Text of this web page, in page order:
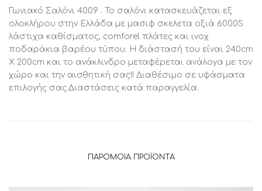
Γωνιακό Σαλόνι 4009 . Το σαλόνι κατασκευάζεται εξ
ολοκλήρου στην Ελλάδα με μασιφ σκελετα οξιά 6000S
λάστιχα καθίσματος, comforel πλάτες και ινοχ
ποδαράκια βαρέου τύπου. Η διάστασή του είναι 240cm
X 200cm και το ανάκλινδρο μεταφέρεται ανάλογα με τον
χώρο και την αισθητική σας!! Διαθέσιμο σε υφάσματα
επιλογής σας.Διαστάσεις κατά παραγγελία.
ΠΑΡΌΜΟΙΑ ΠΡΟΪΌΝΤΑ